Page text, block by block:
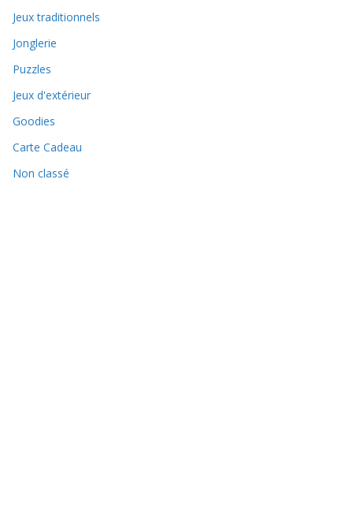
Jeux traditionnels
Jonglerie
Puzzles
Jeux d'extérieur
Goodies
Carte Cadeau
Non classé